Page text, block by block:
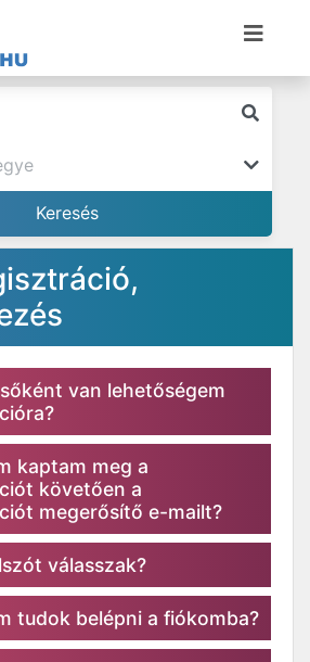
van lehetőségem
kaptam meg a
követően a
megerősítő e-mailt?
válasszak?
tudok belépni a fiókomba?